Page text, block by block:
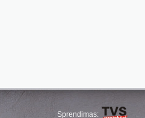
Sprendimas: